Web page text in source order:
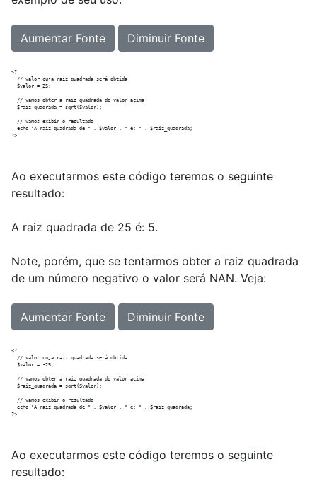
Aumentar Fonte Diminuir Fonte
<?
  // valor cuja raiz quadrada será obtida
  $valor = 25;
  // vamos obter a raiz quadrada do valor acima
  $raiz_quadrada = sqrt($valor);
  // vamos exibir o resultado
  echo "A raiz quadrada de " . $valor . " é: " . $raiz_quadrada;
Ao executarmos este código teremos o seguinte
resultado:
A raiz quadrada de 25 é: 5.
Note, porém, que se tentarmos obter a raiz quadrada
de um número negativo o valor será NAN. Veja:
Aumentar Fonte Diminuir Fonte
<?
  // valor cuja raiz quadrada será obtida
  $valor = -25;
  // vamos obter a raiz quadrada do valor acima
  $raiz_quadrada = sqrt($valor);
  // vamos exibir o resultado
  echo "A raiz quadrada de " . $valor . " é: " . $raiz_quadrada;
Ao executarmos este código teremos o seguinte
resultado: